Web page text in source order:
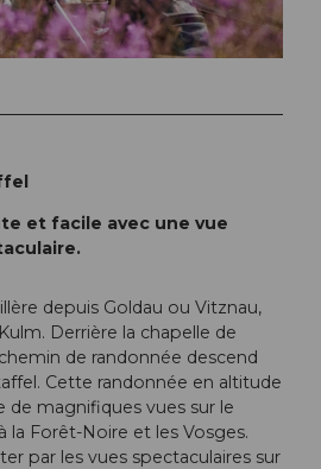
& Tina Fischer, Schwyzer Wanderwege
et facile avec une vue
depuis Goldau ou Vitznau,
Derrière la chapelle de
de randonnée descend
Cette randonnée en altitude
de magnifiques vues sur le
la Forêt-Noire et les Vosges.
par les vues spectaculaires sur